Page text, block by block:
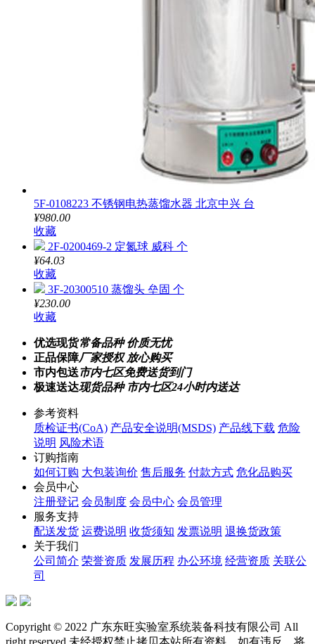
5F-0108223 不锈钢电热蒸馏水器 北京中兴 台
¥980.00
收藏
2F-0200469-2 定氮球 威科 个
¥64.03
收藏
3F-20300510 蒸馏头 垒固 个
¥230.00
收藏
优选现货常备品种 价质无忧
正品保障厂家授权 放心购买
市内包送市内七区免费送货到门
极速送达现货品种 市内七区24小时内送达
参考资料
质检证书(CoA) 产品安全说明(MSDS) 产品线下载 危险
说明 风险术语
订购指南
如何订购 大包装询价 售后服务 付款方式 危化品购买
会员中心
注册登记 会员制度 会员中心 会员管理
服务支持
配送发货 运费说明 收货须知 发票说明 退换货政策
关于我们
公司简介 荣誉资质 发展历程 办公环境 经营资质 关联公
司
Copyright © 2022 广东东旺实验室系统装备科技有限公司 All
right reserved 未经授权禁止拷贝本站所有资料，如有违反，将